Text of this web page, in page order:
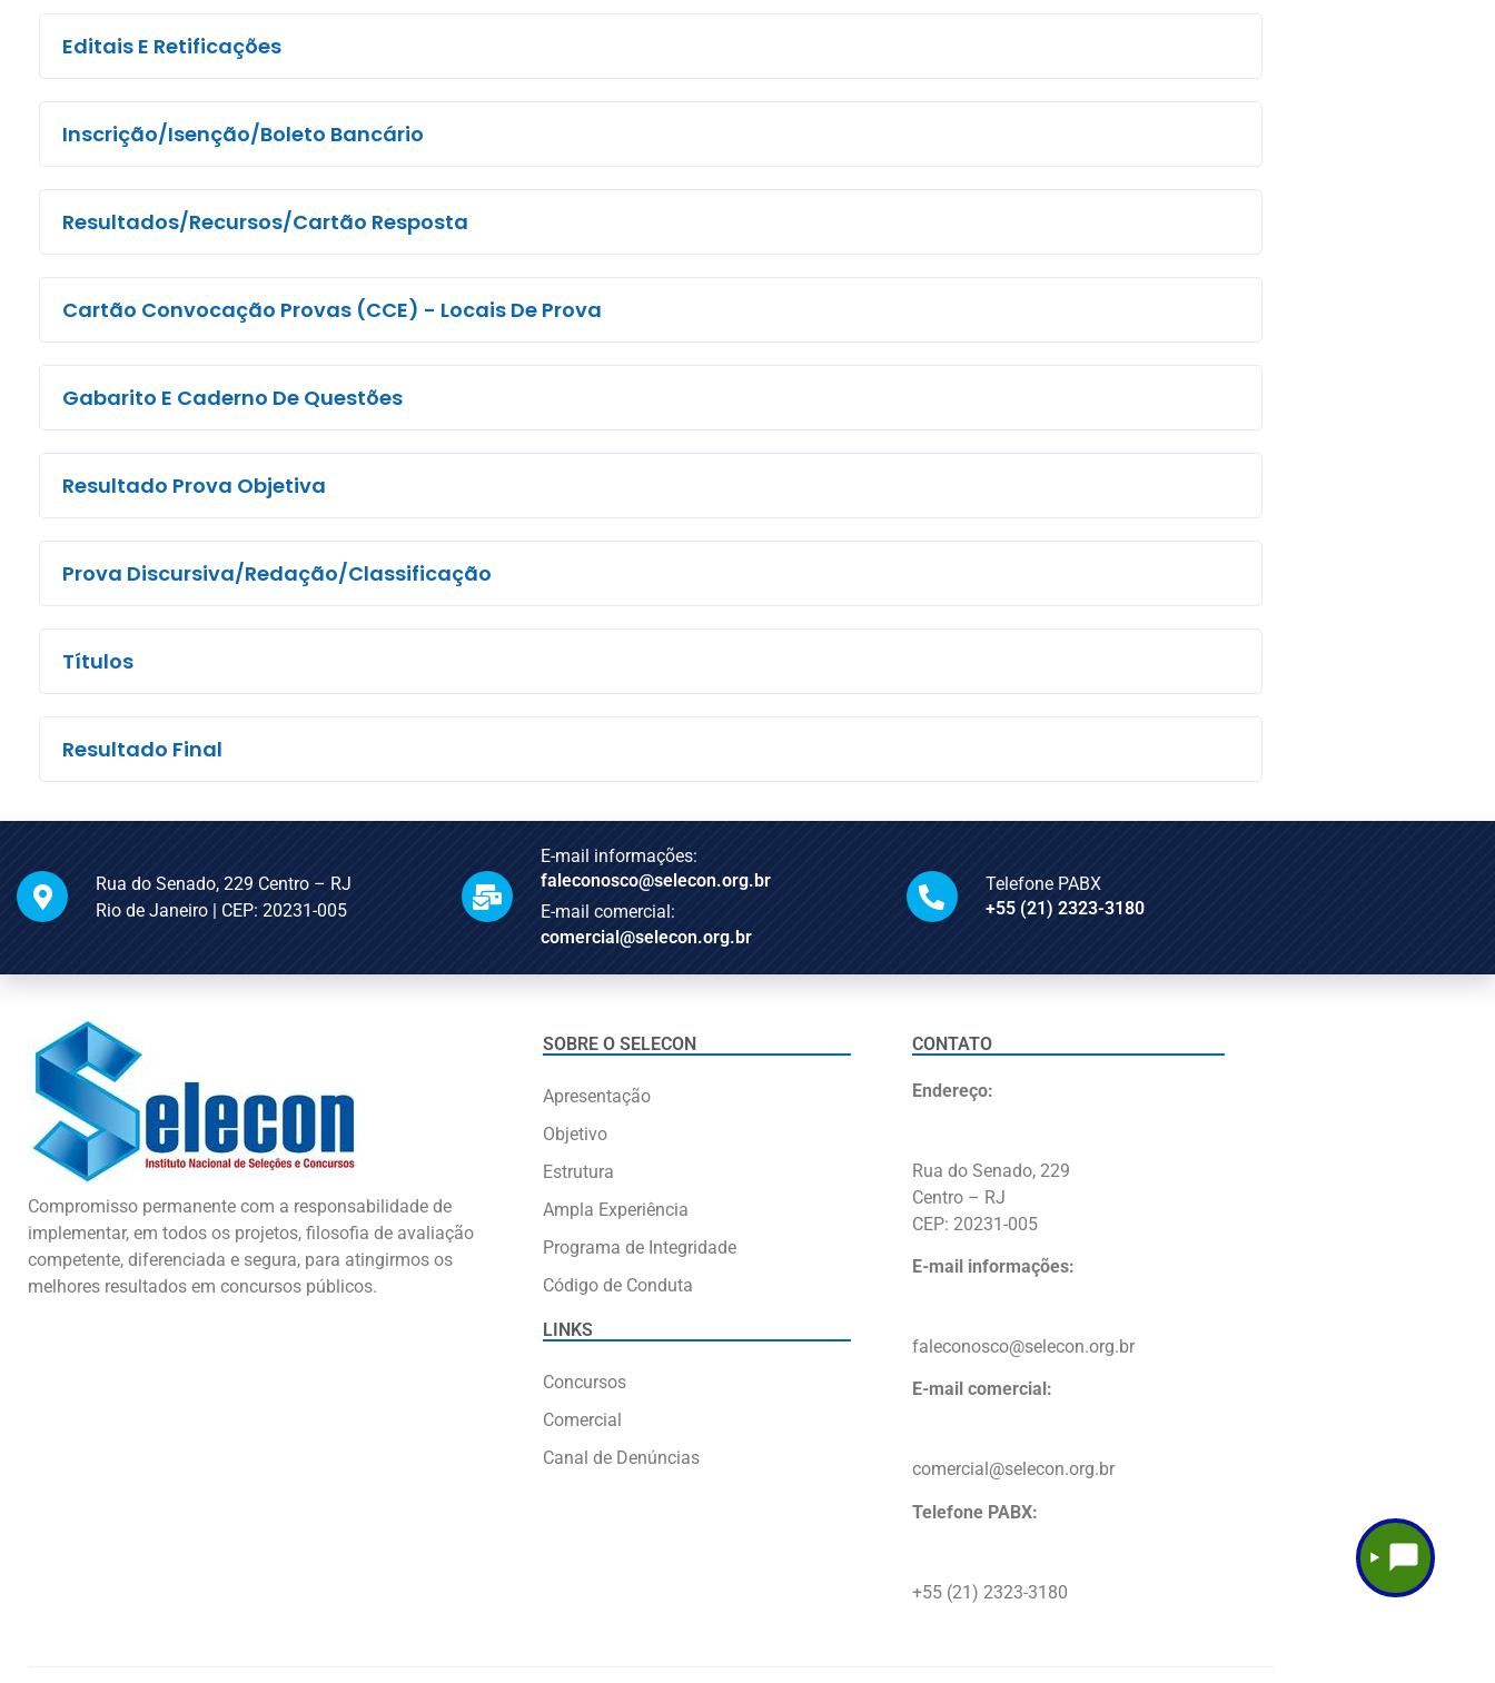
Editais E Retificações
Inscrição/Isenção/Boleto Bancário
Resultados/Recursos/Cartão Resposta
Cartão Convocação Provas (CCE) - Locais De Prova
Gabarito E Caderno De Questões
Resultado Prova Objetiva
Prova Discursiva/Redação/Classificação
Títulos
Resultado Final
Rua do Senado, 229 Centro – RJ
Rio de Janeiro | CEP: 20231-005
E-mail informações:
faleconosco@selecon.org.br
E-mail comercial:
comercial@selecon.org.br
Telefone PABX
+55 (21) 2323-3180
Compromisso permanente com a responsabilidade de
implementar, em todos os projetos, filosofia de avaliação
competente, diferenciada e segura, para atingirmos os
melhores resultados em concursos públicos.
SOBRE O SELECON
Apresentação
Objetivo
Estrutura
Ampla Experiência
Programa de Integridade
Código de Conduta
LINKS
Concursos
Comercial
Canal de Denúncias
CONTATO
Endereço:
Rua do Senado, 229
Centro – RJ
CEP: 20231-005
E-mail informações:
faleconosco@selecon.org.br
E-mail comercial:
comercial@selecon.org.br
Telefone PABX:
+55 (21) 2323-3180